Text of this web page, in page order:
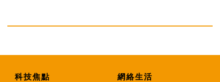
科技焦點 網絡生活